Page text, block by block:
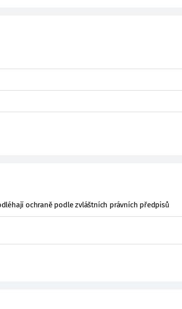
ochraně podle zvláštních právních předpisů